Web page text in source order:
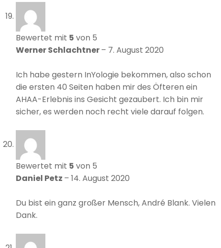
Bewertet mit 5 von 5
Werner Schlachtner– 7. August 2020
Ich habe gestern InYologie bekommen, also schon
die ersten 40 Seiten haben mir des Öfteren ein
AHAA-Erlebnis ins Gesicht gezaubert. Ich bin mir
sicher, es werden noch recht viele darauf folgen.
Bewertet mit 5 von 5
Daniel Petz – 14. August 2020
Du bist ein ganz großer Mensch, André Blank. Vielen
Dank.